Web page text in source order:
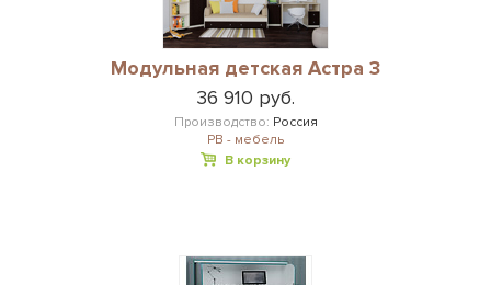
Модульная детская Астра 3
36 910 руб.
Производство: Россия
РВ - мебель
В корзину